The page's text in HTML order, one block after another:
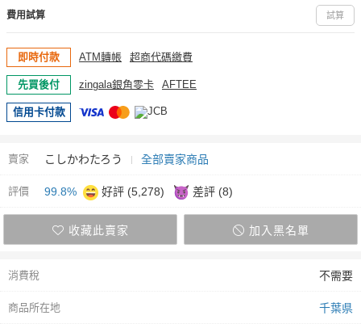
費用試算 試算
即時付款 ATM轉帳 超商代碼繳費
先買後付 zingala銀角零卡 AFTEE
信用卡付款
賣家 こしかわたろう 全部賣家商品
評價 99.8% 好評 (5,278) 差評 (8)
收藏此賣家 加入黑名單
消費稅 不需要
商品所在地 千葉県